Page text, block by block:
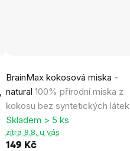
BrainMax kokosová miska -
natural 100% přírodní miska z
kokosu bez syntetických látek
hodnocení
produktu
je
4,8
z
Skladem > 5 ks
zítra 8.8. u vás
149 Kč